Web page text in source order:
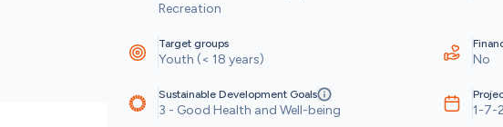
Recreation
Target groups
Youth (< 18 years) No
Sustainable Development Goals
3 - Good Health and Well-being 1-7-